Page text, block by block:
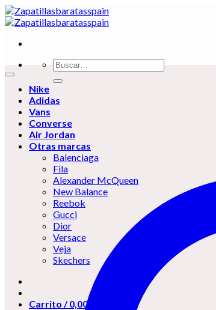
Skip
to
Buscar
por:
Nike
Adidas
Vans
Converse
Air Jordan
Otras marcas
Balenciaga
Fila
Alexander McQueen
New Balance
Reebok
Gucci
Dior
Versace
Veja
Skechers
Carrito /0,00